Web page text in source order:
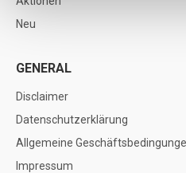
Neu
GENERAL
Disclaimer
Datenschutzerklärung
Allgemeine
Impressum